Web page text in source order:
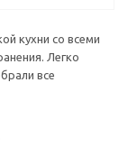
кухни со всеми
Легко
все